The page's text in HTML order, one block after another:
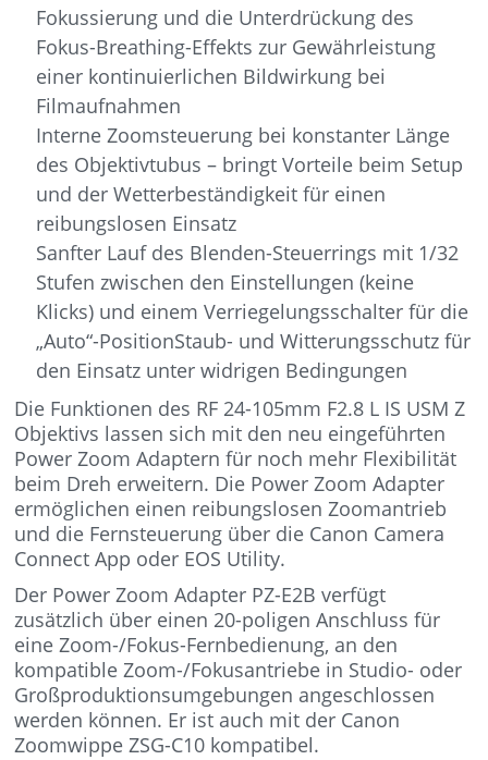
Fokussierung und die Unterdrückung des
Fokus-Breathing-Effekts zur Gewährleistung
einer kontinuierlichen Bildwirkung bei
Filmaufnahmen
Interne Zoomsteuerung bei konstanter Länge
des Objektivtubus – bringt Vorteile beim Setup
und der Wetterbeständigkeit für einen
reibungslosen Einsatz
Sanfter Lauf des Blenden-Steuerrings mit 1/32
Stufen zwischen den Einstellungen (keine
Klicks) und einem Verriegelungsschalter für die
„Auto“-PositionStaub- und Witterungsschutz für
den Einsatz unter widrigen Bedingungen
Die Funktionen des RF 24-105mm F2.8 L IS USM Z
Objektivs lassen sich mit den neu eingeführten
Power Zoom Adaptern für noch mehr Flexibilität
beim Dreh erweitern. Die Power Zoom Adapter
ermöglichen einen reibungslosen Zoomantrieb
und die Fernsteuerung über die Canon Camera
Connect App oder EOS Utility.
Der Power Zoom Adapter PZ-E2B verfügt
zusätzlich über einen 20-poligen Anschluss für
eine Zoom-/Fokus-Fernbedienung, an den
kompatible Zoom-/Fokusantriebe in Studio- oder
Großproduktionsumgebungen angeschlossen
werden können. Er ist auch mit der Canon
Zoomwippe ZSG-C10 kompatibel.